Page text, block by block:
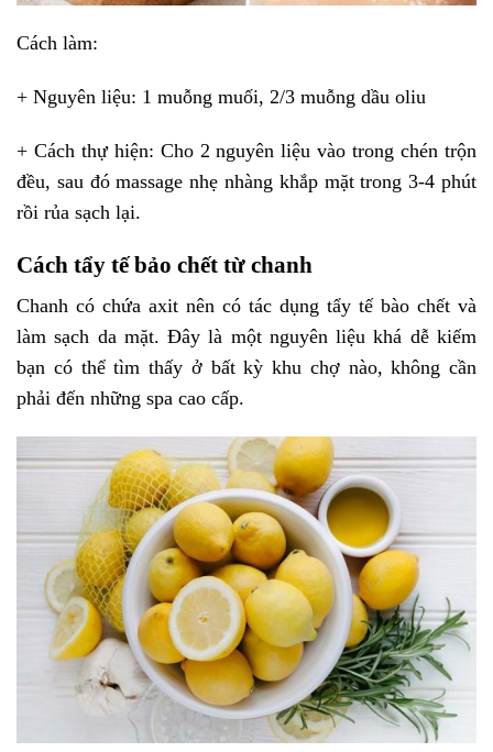
Cách làm:
+ Nguyên liệu: 1 muỗng muối, 2/3 muỗng dầu oliu
+ Cách thự hiện: Cho 2 nguyên liệu vào trong chén trộn
đều, sau đó massage nhẹ nhàng khắp mặt trong 3-4 phút
rồi rủa sạch lại.
Cách tẩy tế bảo chết từ chanh
Chanh có chứa axit nên có tác dụng tẩy tế bào chết và
làm sạch da mặt. Đây là một nguyên liệu khá dễ kiếm
bạn có thể tìm thấy ở bất kỳ khu chợ nào, không cần
phải đến những spa cao cấp.